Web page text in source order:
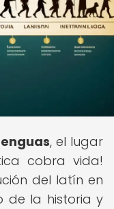
, el lugar
cobra vida!
del latín en
de la historia y